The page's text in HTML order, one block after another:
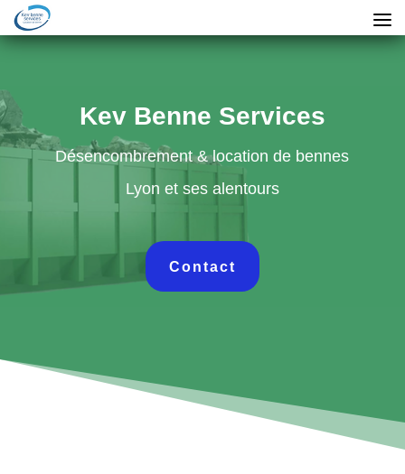
Kev Benne Services
Désencombrement & location de bennes
Lyon et ses alentours
Contact